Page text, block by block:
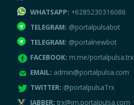
WHATSAPP: +6285230316086
TELEGRAM: @portalpulsabot
TELEGRAM: @portalnewbot
FACEBOOK: m.me/portalpulsa.trx
EMAIL: admin@portalpulsa.com
TWITTER: @portalpulsaTrx
JABBER:trx@im.portalpulsa.com